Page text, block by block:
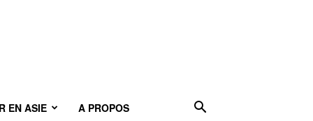
EN ASIE A PROPOS